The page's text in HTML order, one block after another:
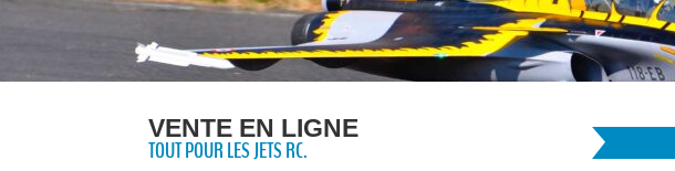
VENTE EN LIGNE
TOUT POUR LES JETS RC.